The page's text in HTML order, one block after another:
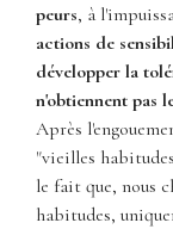
peurs, à
actions de
développer la
n'obtiennent pas
Après
"vieilles
le fait que, nous
habitudes,